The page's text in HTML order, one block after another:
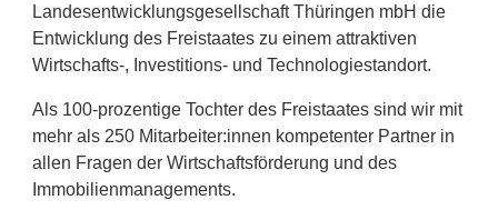
Landesentwicklungsgesellschaft Thüringen mbH die
Entwicklung des Freistaates zu einem attraktiven
Wirtschafts-, Investitions- und Technologiestandort.
Als 100-prozentige Tochter des Freistaates sind wir mit
mehr als 250 Mitarbeiter:innen kompetenter Partner in
allen Fragen der Wirtschaftsförderung und des
Immobilienmanagements.